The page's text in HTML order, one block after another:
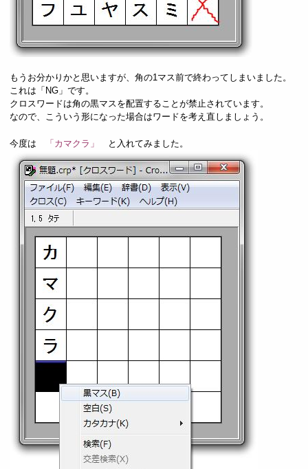
もうお分かりかと思いますが、角の1マス前で終わってしまいました。
これは「NG」です。
クロスワードは角の黒マスを配置することが禁止されています。
なので、こういう形になった場合はワードを考え直しましょう。
今度は 「カマクラ」 と入れてみました。